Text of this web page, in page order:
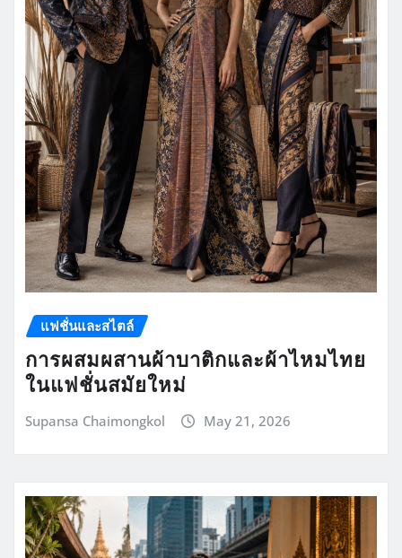
แฟชั่นและสไตล์
การผสมผสานผ้าบาติกและผ้าไหมไทย
ในแฟชั่นสมัยใหม่
Supansa Chaimongkol May 21, 2026